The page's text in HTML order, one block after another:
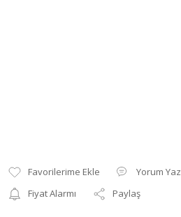
Yorum Yaz
Fiyat Alarmı
Paylaş